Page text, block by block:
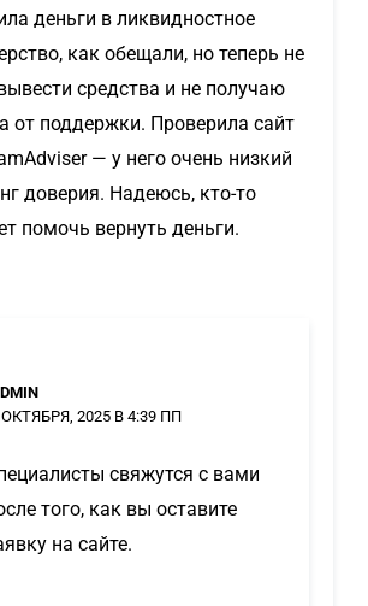
деньги в ликвидностное
как обещали, но теперь не
средства и не получаю
от поддержки. Проверила сайт
— у него очень низкий
доверия. Надеюсь, кто-то
помочь вернуть деньги.
2025 В 4:39 ПП
свяжутся с вами
того, как вы оставите
на сайте.